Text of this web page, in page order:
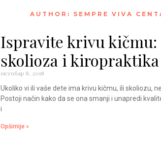
AUTHOR: SEMPRE VIVA
Ispravite krivu kičmu:
skolioza i kiropraktika
октобар 8, 2018
Ukoliko vi ili vaše dete ima krivu kičmu, ili skoliozu,
Postoji način kako da se ona smanji i unapredi
i
Opširnije »